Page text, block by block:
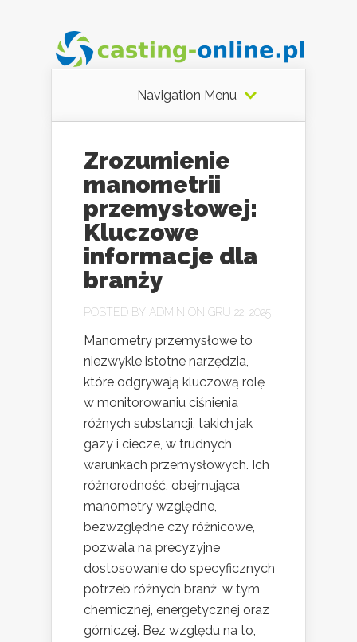
Navigation Menu
Zrozumienie
manometrii
przemysłowej:
Kluczowe
informacje dla
branży
POSTED BY ADMIN ON GRU 22, 2025
Manometry przemysłowe to
niezwykle istotne narzędzia,
które odgrywają kluczową rolę
w monitorowaniu ciśnienia
różnych substancji, takich jak
gazy i ciecze, w trudnych
warunkach przemysłowych. Ich
różnorodność, obejmująca
manometry względne,
bezwzględne czy różnicowe,
pozwala na precyzyjne
dostosowanie do specyficznych
potrzeb różnych branż, w tym
chemicznej, energetycznej oraz
górniczej. Bez względu na to,